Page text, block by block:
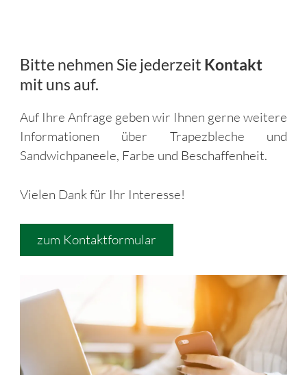
Bitte nehmen Sie jederzeit Kontakt
mit uns auf.
Auf Ihre Anfrage geben wir Ihnen gerne weitere
Informationen über Trapezbleche und
Sandwichpaneele, Farbe und Beschaffenheit.
Vielen Dank für Ihr Interesse!
zum Kontaktformular